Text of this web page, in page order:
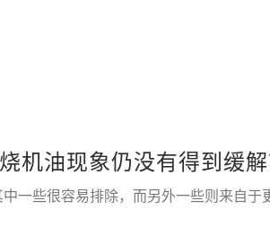
机油现象仍没有得到缓解
一些很容易排除，而另外一些则来自于